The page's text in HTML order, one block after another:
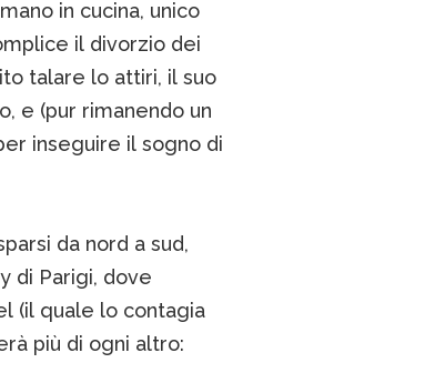
in cucina, unico
il divorzio dei
talare lo attiri, il suo
e (pur rimanendo un
inseguire il sogno di
da nord a sud,
di Parigi, dove
(il quale lo contagia
più di ogni altro: